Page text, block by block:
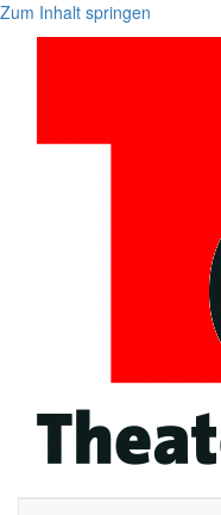
Zum Inhalt springen